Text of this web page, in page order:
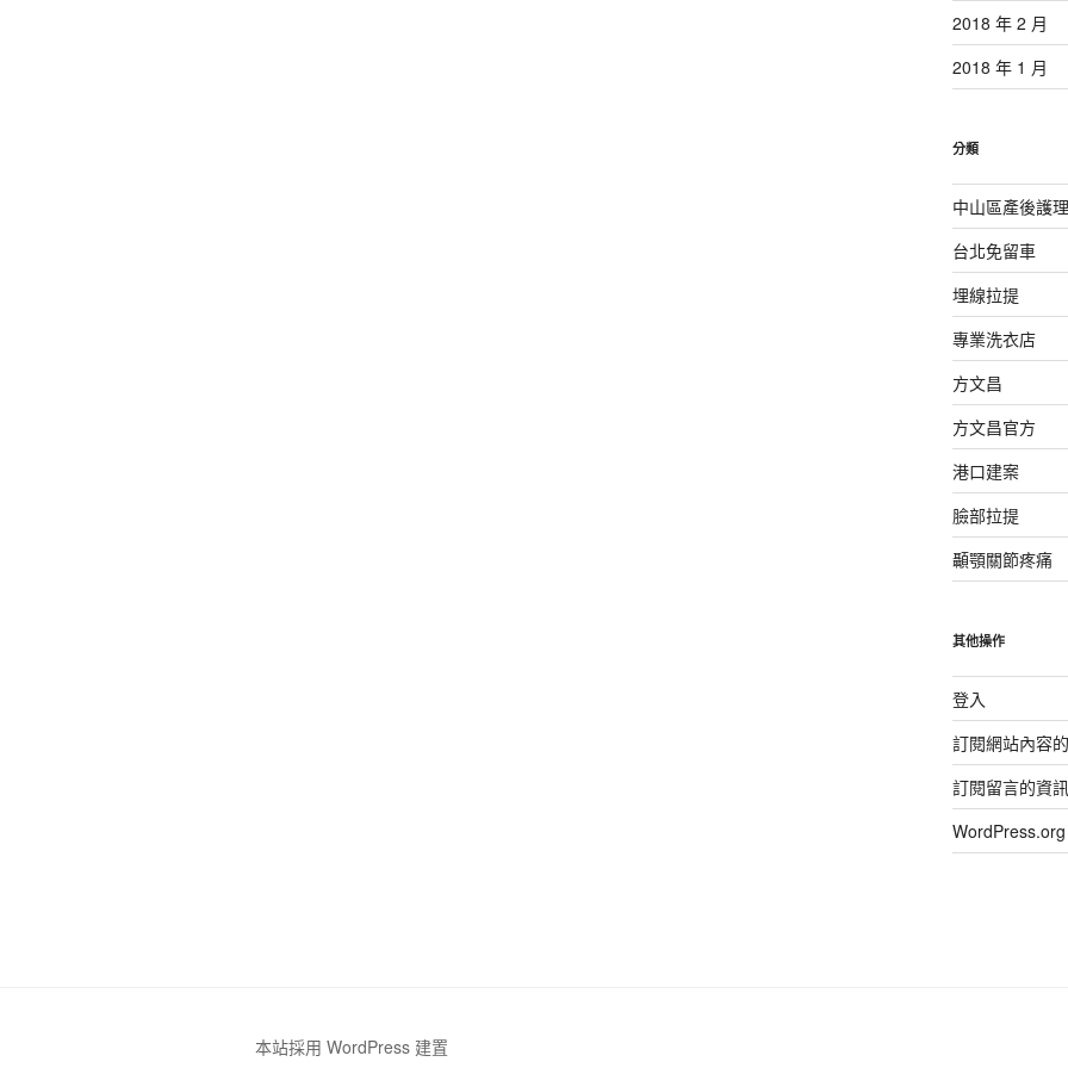
2018 年 2 月
2018 年 1 月
分類
中山區產後護
台北免留車
埋線拉提
專業洗衣店
方文昌
方文昌官方
港口建案
臉部拉提
顳顎關節疼痛
其他操作
登入
訂閱網站內容
訂閱留言的資
本站採用 WordPress 建置